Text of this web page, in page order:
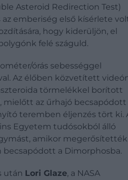
Asteroid Redirection Test)
emberiség első kísérlete
hogy kiderüljön, el
felé száguld.
órás sebességgel
Az élőben közvetített
törmelékkel borított
mielőtt az űrhajó becsapódott
teremben éljenzés tört ki.
Egyetem tudósokból álló
amikor
becsapódott a Dimorphosba.
után Lori Glaze, a NASA